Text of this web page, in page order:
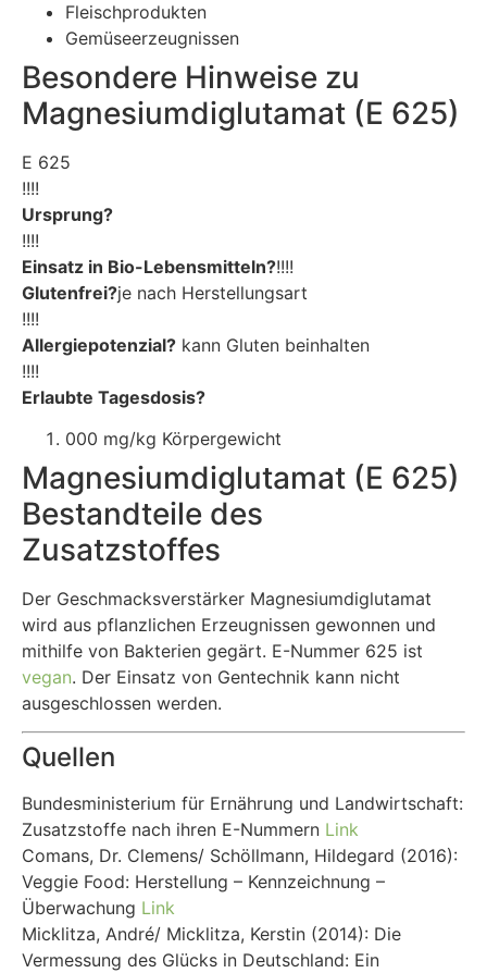
Fleischprodukten
Gemüseerzeugnissen
Besondere Hinweise zu
Magnesiumdiglutamat (E 625)
E 625
!!!!
Ursprung?
!!!!
Einsatz in Bio-Lebensmitteln?!!!!
Glutenfrei?je nach Herstellungsart
!!!!
Allergiepotenzial? kann Gluten beinhalten
!!!!
Erlaubte Tagesdosis?
000 mg/kg Körpergewicht
Magnesiumdiglutamat (E 625)
Bestandteile des
Zusatzstoffes
Der Geschmacksverstärker Magnesiumdiglutamat
wird aus pflanzlichen Erzeugnissen gewonnen und
mithilfe von Bakterien gegärt. E-Nummer 625 ist
vegan. Der Einsatz von Gentechnik kann nicht
ausgeschlossen werden.
Quellen
Bundesministerium für Ernährung und Landwirtschaft:
Zusatzstoffe nach ihren E-Nummern Link
Comans, Dr. Clemens/ Schöllmann, Hildegard (2016):
Veggie Food: Herstellung – Kennzeichnung –
Überwachung Link
Micklitza, André/ Micklitza, Kerstin (2014): Die
Vermessung des Glücks in Deutschland: Ein